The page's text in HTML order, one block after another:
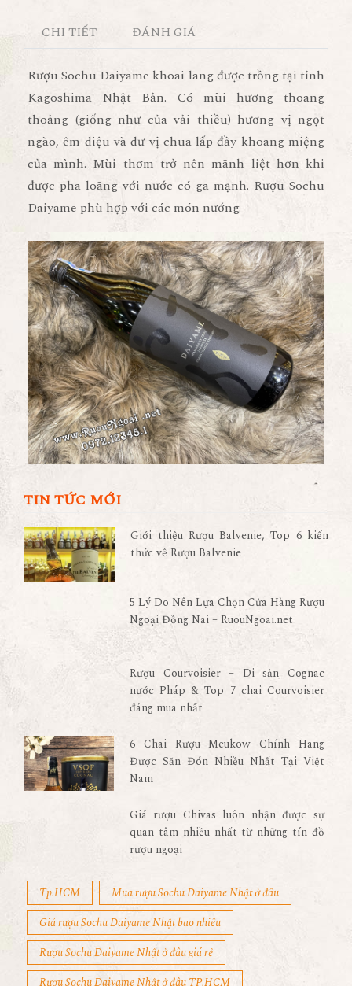
CHI TIẾT ĐÁNH GIÁ
Rượu Sochu Daiyame khoai lang được trồng tại tỉnh
Kagoshima Nhật Bản. Có mùi hương thoang
thoảng (giống như của vải thiều) hương vị ngọt
ngào, êm diệu và dư vị chua lấp đầy khoang miệng
của mình. Mùi thơm trở nên mãnh liệt hơn khi
được pha loãng với nước có ga mạnh. Rượu Sochu
Daiyame phù hợp với các món nướng.
TIN TỨC MỚI
Giới thiệu Rượu Balvenie, Top 6 kiến
thức về Rượu Balvenie
5 Lý Do Nên Lựa Chọn Cửa Hàng Rượu
Ngoại Đồng Nai – RuouNgoai.net
Rượu Courvoisier – Di sản Cognac
nước Pháp & Top 7 chai Courvoisier
đáng mua nhất
6 Chai Rượu Meukow Chính Hãng
Được Săn Đón Nhiều Nhất Tại Việt
Nam
Giá rượu Chivas luôn nhận được sự
quan tâm nhiều nhất từ những tín đồ
rượu ngoại
Tp.HCM
Mua rượu Sochu Daiyame Nhật ở đâu
Giá rượu Sochu Daiyame Nhật bao nhiêu
Rượu Sochu Daiyame Nhật ở đâu giá rẻ
Rượu Sochu Daiyame Nhật ở đâu TP.HCM